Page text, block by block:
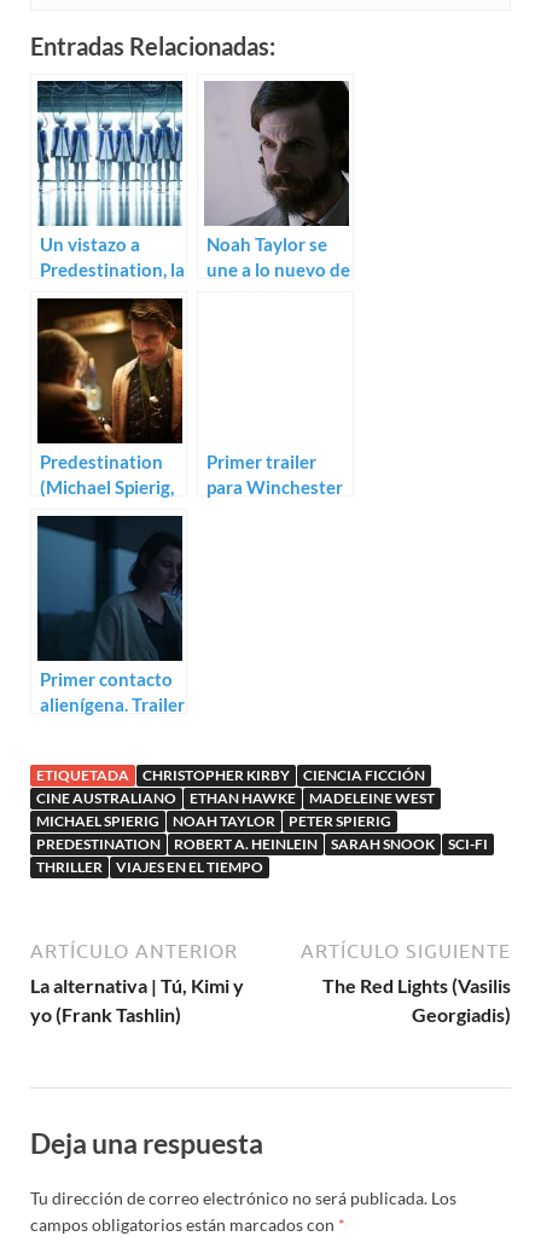
Entradas Relacionadas:
Un vistazo a
Predestination, la
sci-fi de los
Spierig
Noah Taylor se
une a lo nuevo de
Predestination
(Michael Spierig,
Peter Spierig)
Primer trailer
para Winchester
Primer contacto
alienígena. Trailer
ETIQUETADA CHRISTOPHER KIRBY
CIENCIA FICCIÓN
CINE AUSTRALIANO
ETHAN HAWKE
MADELEINE WEST
MICHAEL SPIERIG
NOAH TAYLOR
PETER SPIERIG
PREDESTINATION
ROBERT A. HEINLEIN SARAH SNOOK
SCI-FI
THRILLER
VIAJES EN EL TIEMPO
ARTÍCULO ANTERIOR
La alternativa | Tú, Kimi y
yo (Frank Tashlin)
ARTÍCULO SIGUIENTE
The Red Lights (Vasilis
Georgiadis)
Deja una respuesta
Tu dirección de correo electrónico no será publicada. Los
campos obligatorios están marcados con *